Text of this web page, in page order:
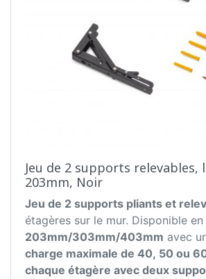
Jeu de 2 supports relevables,
203mm, Noir
Jeu de 2 supports pliants et
étagères sur le mur. Disponible en
203mm/303mm/403mm avec
charge maximale de 40, 50 ou
chaque étagère avec deux